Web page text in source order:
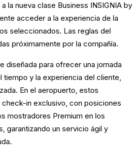
la nueva clase Business INSIGNIA by
acceder a la experiencia de la
seleccionados. Las reglas del
próximamente por la compañía.
diseñada para ofrecer una jornada
tiempo y la experiencia del cliente,
En el aeropuerto, estos
in exclusivo, con posiciones
mostradores Premium en los
garantizando un servicio ágil y